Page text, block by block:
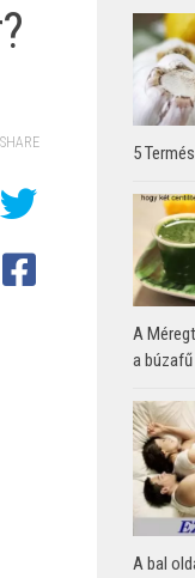
SHARE
5
A
a
A bal